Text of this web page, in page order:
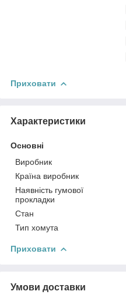
Приховати
Характеристики
Основні
Виробник
Країна виробник
Наявність гумової
прокладки
Стан
Тип хомута
Приховати
Умови доставки